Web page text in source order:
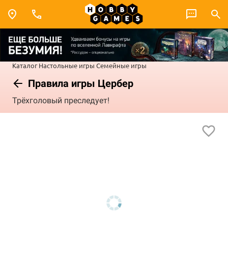
Каталог Настольные игры Семейные игры
Правила игры Цербер
Трёхголовый преследует!